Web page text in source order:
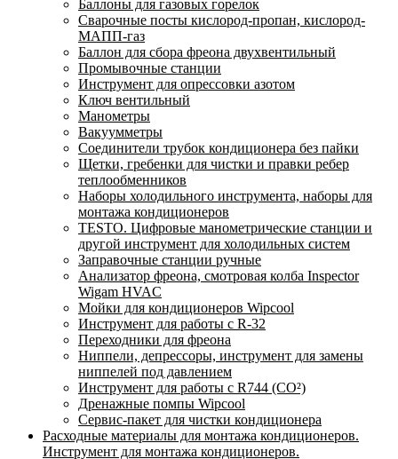
Баллоны для газовых горелок
Сварочные посты кислород-пропан, кислород-
МАПП-газ
Баллон для сбора фреона двухвентильный
Промывочные станции
Инструмент для опрессовки азотом
Ключ вентильный
Манометры
Вакуумметры
Соединители трубок кондиционера без пайки
Щетки, гребенки для чистки и правки ребер
теплообменников
Наборы холодильного инструмента, наборы для
монтажа кондиционеров
TESTO. Цифровые манометрические станции и
другой инструмент для холодильных систем
Заправочные станции ручные
Анализатор фреона, смотровая колба Inspector
Wigam HVAC
Мойки для кондиционеров Wipcool
Инструмент для работы с R-32
Переходники для фреона
Ниппели, депрессоры, инструмент для замены
ниппелей под давлением
Инструмент для работы с R744 (CO²)
Дренажные помпы Wipcool
Сервис-пакет для чистки кондиционера
Расходные материалы для монтажа кондиционеров.
Инструмент для монтажа кондиционеров.